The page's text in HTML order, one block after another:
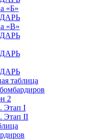
«Б»
«В»
таблица
2
I
II